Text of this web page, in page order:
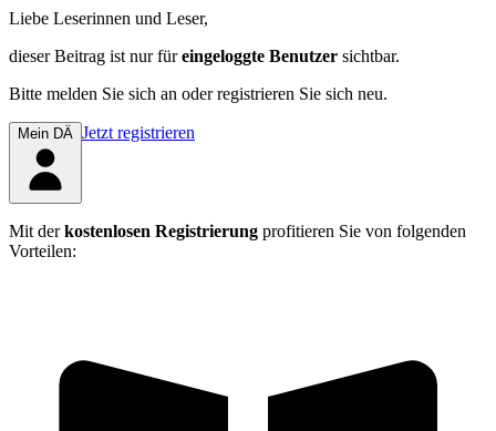
Liebe Leserinnen und Leser,
dieser Beitrag ist nur füreingeloggte Benutzer sichtbar.
Bitte melden Sie sich an oder registrieren Sie sich neu.
Mein DÄ Jetzt registrieren
Mit derkostenlosen Registrierung profitieren Sie von folgenden
Vorteilen: